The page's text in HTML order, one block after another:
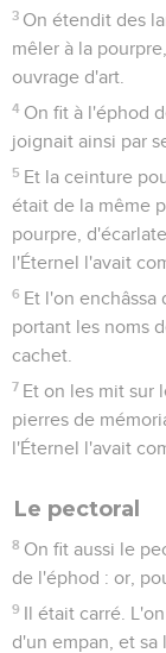
3 On étendit des
mêler à la
ouvrage d'art.
4 On fit à l'éphod
joignait ainsi par
5 Et la ceinture
était de la même
pourpre,
l'Éternel l'avait
6 Et l'on enchâssa
portant les noms
cachet.
7 Et on les mit sur
pierres de
l'Éternel l'avait
Le pectoral
8 On fit aussi le
de l'éphod : or,
9 Il était carré.
d'un empan, et sa